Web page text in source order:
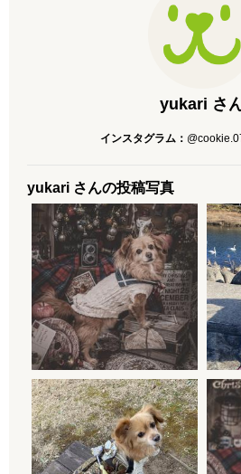
yukari さ
インスタグラム：
yukari さんの投稿写真